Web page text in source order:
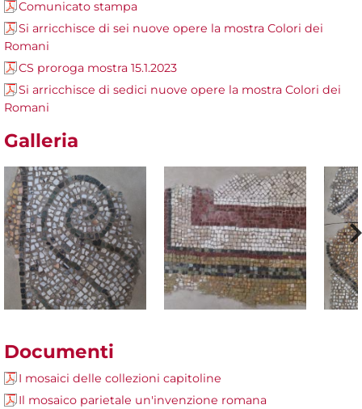
Comunicato stampa
Si arricchisce di sei nuove opere la mostra Colori dei
Romani
CS proroga mostra 15.1.2023
Si arricchisce di sedici nuove opere la mostra Colori dei
Romani
Galleria
Documenti
I mosaici delle collezioni capitoline
Il mosaico parietale un'invenzione romana